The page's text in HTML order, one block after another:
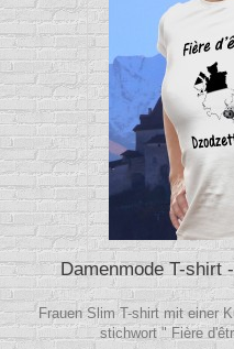
Damenmode T-shirt
Frauen Slim T-shirt mit einer
stichwort " Fière